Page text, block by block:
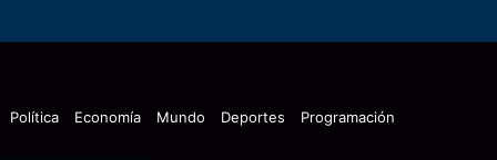
Política Economía Mundo Deportes Programación